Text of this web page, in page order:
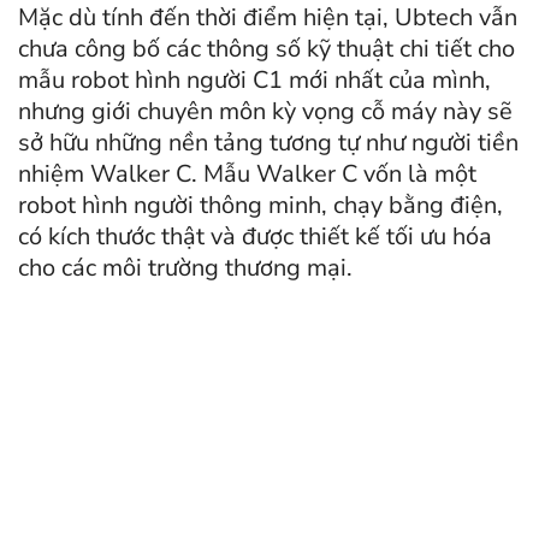
Mặc dù tính đến thời điểm hiện tại, Ubtech vẫn
chưa công bố các thông số kỹ thuật chi tiết cho
mẫu robot hình người C1 mới nhất của mình,
nhưng giới chuyên môn kỳ vọng cỗ máy này sẽ
sở hữu những nền tảng tương tự như người tiền
nhiệm Walker C. Mẫu Walker C vốn là một
robot hình người thông minh, chạy bằng điện,
có kích thước thật và được thiết kế tối ưu hóa
cho các môi trường thương mại.